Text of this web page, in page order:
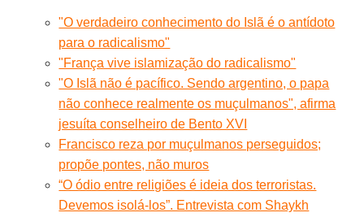
"O verdadeiro conhecimento do Islã é o antídoto
para o radicalismo"
"França vive islamização do radicalismo"
"O Islã não é pacífico. Sendo argentino, o papa
não conhece realmente os muçulmanos", afirma
jesuíta conselheiro de Bento XVI
Francisco reza por muçulmanos perseguidos;
propõe pontes, não muros
“O ódio entre religiões é ideia dos terroristas.
Devemos isolá-los”. Entrevista com Shaykh